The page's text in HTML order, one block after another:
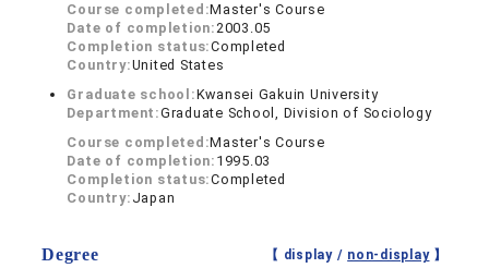
Course completed:Master's Course
Date of completion:2003.05
Completion status:Completed
Country:United States
Graduate school:Kwansei Gakuin University
Department:Graduate School, Division of Sociology
Course completed:Master's Course
Date of completion: 1995.03
Completion status:Completed
Country: Japan
Degree 【 display / non-display】